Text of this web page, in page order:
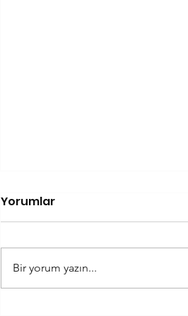
Kahve Falı Sözlüğü
Yorumlar
Bir yorum yazın...